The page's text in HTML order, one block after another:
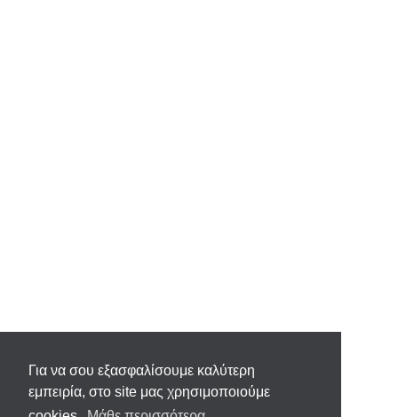
Για να σου εξασφαλίσουμε καλύτερη
εμπειρία, στο site μας χρησιμοποιούμε